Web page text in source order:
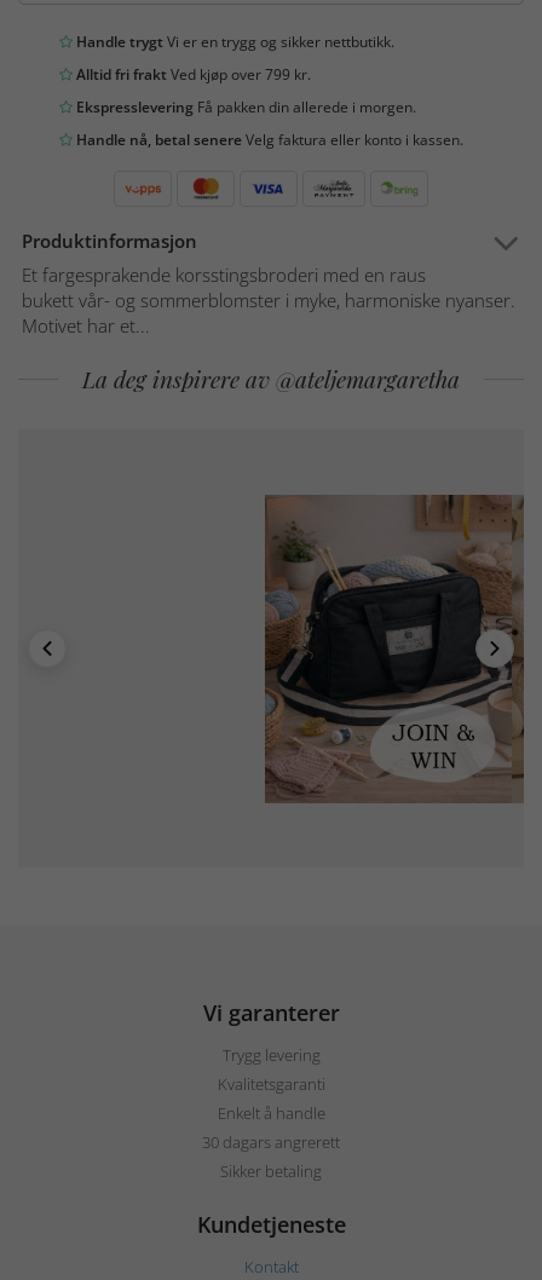
Handle trygtVi er en trygg og sikker nettbutikk.
Alltid fri fraktVed kjøp over 799 kr.
Ekspresslevering Få pakken din allerede i morgen.
Handle nå, betal senereVelg faktura eller konto i kassen.
Produktinformasjon
Et fargesprakende korsstingsbroderi med en raus
bukett vår- og sommerblomster i myke, harmoniske nyanser.
Motivet har et...
La deg inspirere av @ateljemargaretha
Vi garanterer
Trygg levering
Kvalitetsgaranti
Enkelt å handle
30 dagars angrerett
Sikker betaling
Kundetjeneste
Kontakt